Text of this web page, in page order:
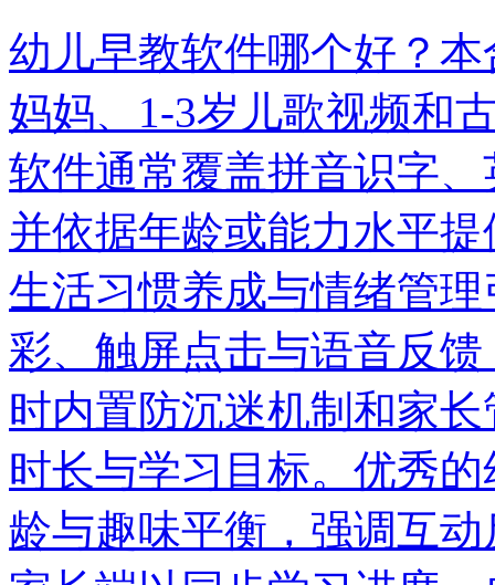
幼儿早教软件哪个好？
妈妈、1-3岁儿歌视频和
软件通常覆盖拼音识字
并依据年龄或能力水平
生活习惯养成与情绪管
彩、触屏点击与语音反
时内置防沉迷机制和家
时长与学习目标。优秀
龄与趣味平衡，强调互